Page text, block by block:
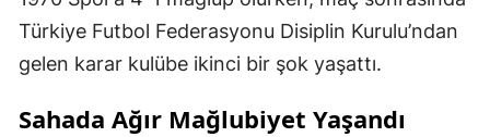
Türkiye Futbol Federasyonu Disiplin Kurulu’ndan
gelen karar kulübe ikinci bir şok yaşattı.
Sahada Ağır Mağlubiyet Yaşandı